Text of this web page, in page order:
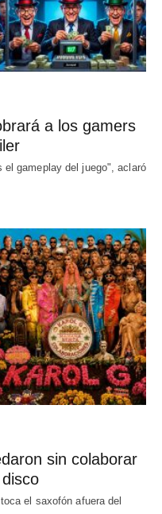
a los gamers
gameplay del juego", aclaró
sin colaborar
el saxofón afuera del